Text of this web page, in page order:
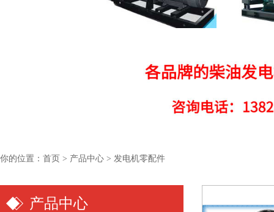
你的位置： 首页 > 产品中心 > 发电机零配件
产品中心